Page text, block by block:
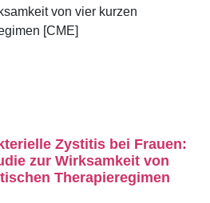
Zystitis bei Frauen:
zur Wirksamkeit von
Therapieregimen